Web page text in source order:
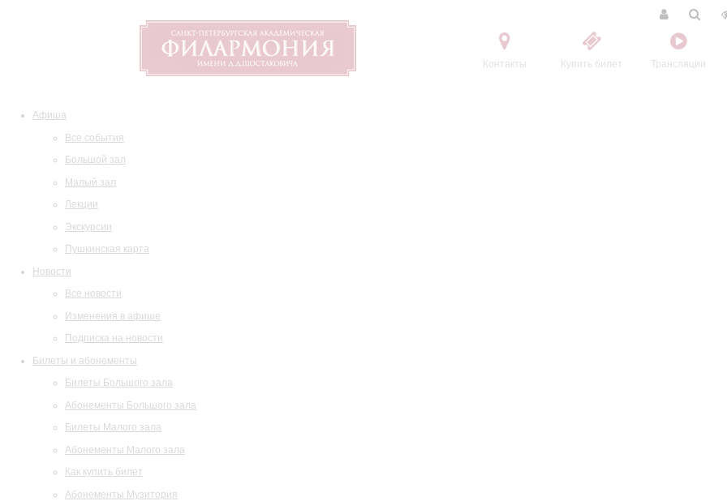
Контакты Купить билет Трансляции
Афиша
Все события
Большой зал
Малый зал
Лекции
Экскурсии
Пушкинская карта
Новости
Все новости
Изменения в афише
Подписка на новости
Билеты и абонементы
Билеты Большого зала
Абонементы Большого зала
Билеты Малого зала
Абонементы Малого зала
Как купить билет
Абонементы Музитория